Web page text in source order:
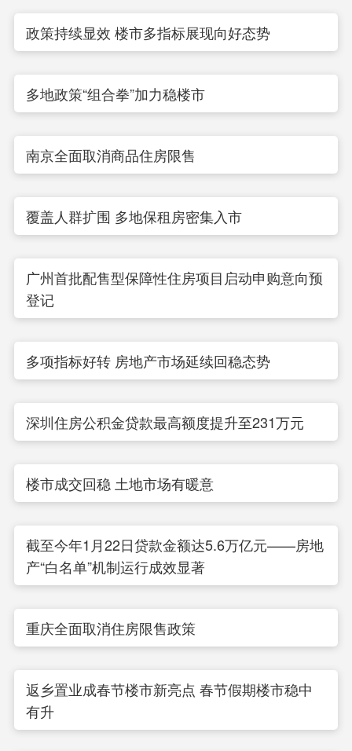
政策持续显效 楼市多指标展现向好态势
多地政策“组合拳”加力稳楼市
南京全面取消商品住房限售
覆盖人群扩围 多地保租房密集入市
广州首批配售型保障性住房项目启动申购意向预
登记
多项指标好转 房地产市场延续回稳态势
深圳住房公积金贷款最高额度提升至231万元
楼市成交回稳 土地市场有暖意
截至今年1月22日贷款金额达5.6万亿元——房地
产“白名单”机制运行成效显著
重庆全面取消住房限售政策
返乡置业成春节楼市新亮点 春节假期楼市稳中
有升